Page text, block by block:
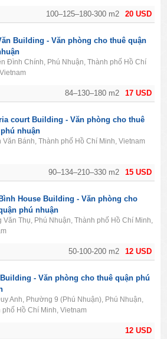
20 USD
100–125–180-300 m2
17 USD
84–130–180 m2
Building - Văn phòng cho thuê quận
Đình Chính, Phú Nhuận, Thành phố Hồ Chí
15 USD
90–134–210–330 m2
court Building - Văn phòng cho thuê
nhuận
Văn Bánh, Thành phố Hồ Chí Minh, Vietnam
12 USD
50-100-200 m2
House Building - Văn phòng cho
phú nhuận
Văn Thụ, Phú Nhuận, Thành phố Hồ Chí Minh,
12 USD
- Văn phòng cho thuê quận phú
Anh, Phường 9 (Phú Nhuận), Phú Nhuận,
phố Hồ Chí Minh, Vietnam